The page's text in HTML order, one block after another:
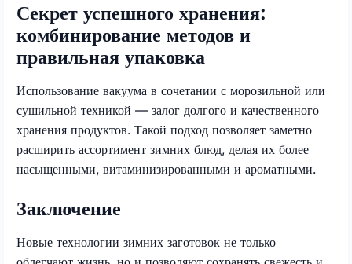
Секрет успешного хранения:
комбинирование методов и
правильная упаковка
Использование вакуума в сочетании с морозильной или
сушильной техникой — залог долгого и качественного
хранения продуктов. Такой подход позволяет заметно
расширить ассортимент зимних блюд, делая их более
насыщенными, витаминизированными и ароматными.
Заключение
Новые технологии зимних заготовок не только